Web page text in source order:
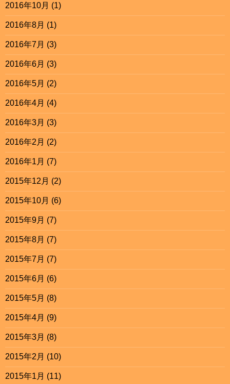
2016年10月 (1)
2016年8月 (1)
2016年7月 (3)
2016年6月 (3)
2016年5月 (2)
2016年4月 (4)
2016年3月 (3)
2016年2月 (2)
2016年1月 (7)
2015年12月 (2)
2015年10月 (6)
2015年9月 (7)
2015年8月 (7)
2015年7月 (7)
2015年6月 (6)
2015年5月 (8)
2015年4月 (9)
2015年3月 (8)
2015年2月 (10)
2015年1月 (11)